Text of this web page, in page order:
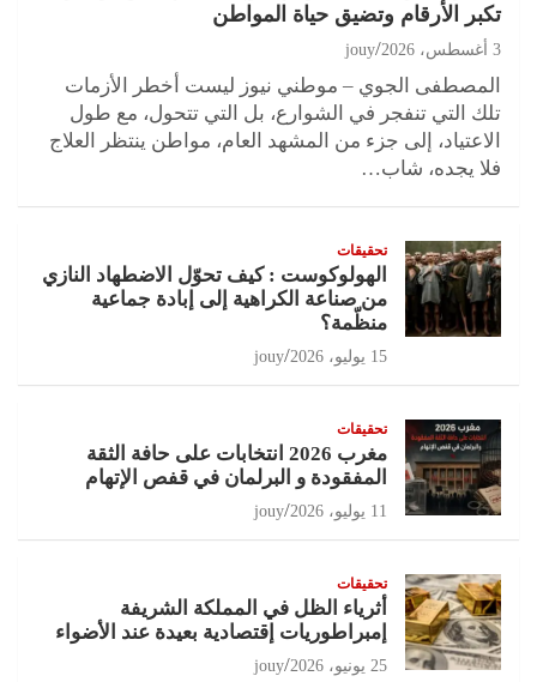
تكبر الأرقام وتضيق حياة المواطن
3 أغسطس، 2026 jouy
المصطفى الجوي – موطني نيوز ليست أخطر الأزمات
تلك التي تنفجر في الشوارع، بل التي تتحول، مع طول
الاعتياد، إلى جزء من المشهد العام، مواطن ينتظر العلاج
فلا يجده، شاب…
تحقيقات
الهولوكوست : كيف تحوّل الاضطهاد النازي
من صناعة الكراهية إلى إبادة جماعية
منظّمة؟
15 يوليو، 2026 jouy
تحقيقات
مغرب 2026 انتخابات على حافة الثقة
المفقودة و البرلمان في قفص الإتهام
11 يوليو، 2026 jouy
تحقيقات
أثرياء الظل في المملكة الشريفة
إمبراطوريات إقتصادية بعيدة عند الأضواء
25 يونيو، 2026 jouy